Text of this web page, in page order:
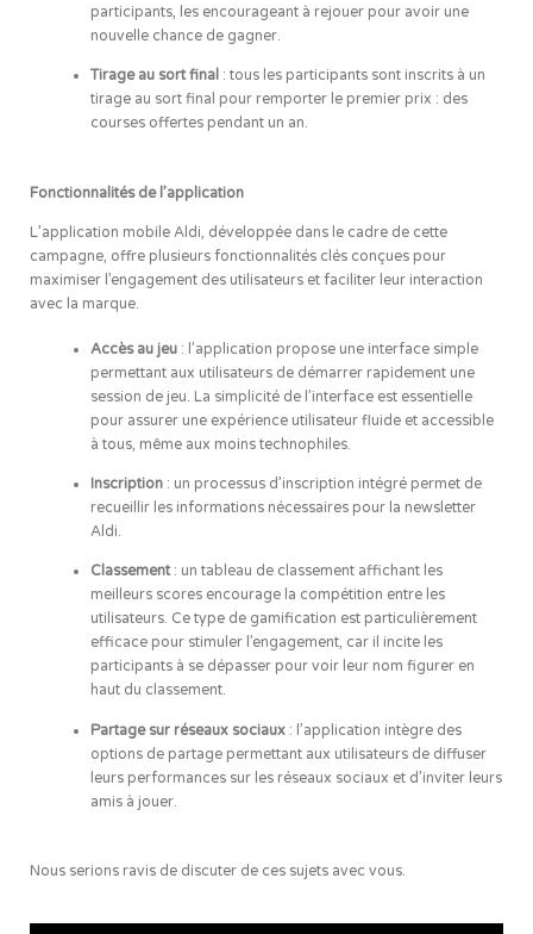
participants, les encourageant à rejouer pour avoir une
nouvelle chance de gagner.
Tirage au sort final: tous les participants sont inscrits à un
tirage au sort final pour remporter le premier prix : des
courses offertes pendant un an.
Fonctionnalités de l’application
L’application mobile Aldi, développée dans le cadre de cette
campagne, offre plusieurs fonctionnalités clés conçues pour
maximiser l’engagement des utilisateurs et faciliter leur interaction
avec la marque.
Accès au jeu: l’application propose une interface simple
permettant aux utilisateurs de démarrer rapidement une
session de jeu. La simplicité de l’interface est essentielle
pour assurer une expérience utilisateur fluide et accessible
à tous, même aux moins technophiles.
Inscription: un processus d’inscription intégré permet de
recueillir les informations nécessaires pour la newsletter
Aldi.
Classement: un tableau de classement affichant les
meilleurs scores encourage la compétition entre les
utilisateurs. Ce type de gamification est particulièrement
efficace pour stimuler l’engagement, car il incite les
participants à se dépasser pour voir leur nom figurer en
haut du classement.
Partage sur réseaux sociaux: l’application intègre des
options de partage permettant aux utilisateurs de diffuser
leurs performances sur les réseaux sociaux et d’inviter leurs
amis à jouer.
Nous serions ravis de discuter de ces sujets avec vous.